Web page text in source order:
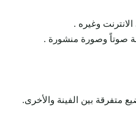
وغيره .
صوتاً وصورة منشورة .
متفرقة بين الفينة والأخرى.